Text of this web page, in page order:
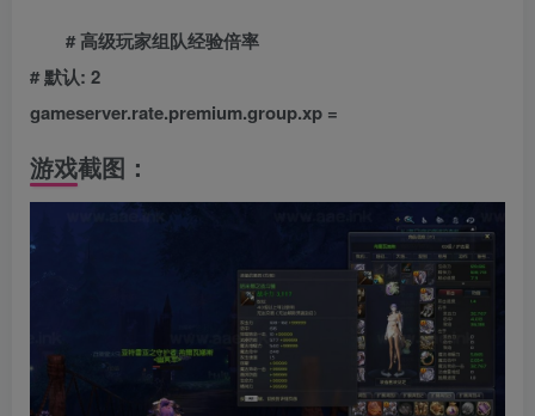
# 高级玩家组队经验倍率
# 默认: 2
gameserver.rate.premium.group.xp =
游戏截图：